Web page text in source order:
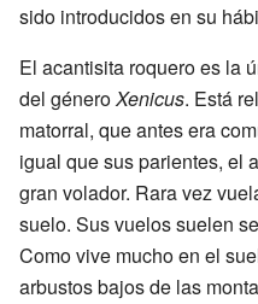
sido introducidos en su
El acantisita roquero es la
del géneroXenicus. Está
matorral, que antes era
igual que sus parientes, el
gran volador. Rara vez
suelo. Sus vuelos suelen
Como vive mucho en el
arbustos bajos de las